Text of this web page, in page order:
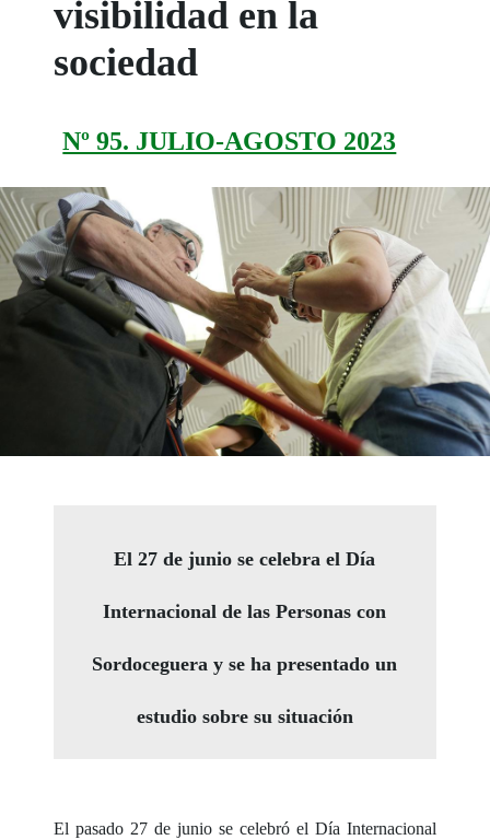
visibilidad en la
sociedad
Nº 95. JULIO-AGOSTO 2023
El 27 de junio se celebra el Día
Internacional de las Personas con
Sordoceguera y se ha presentado un
estudio sobre su situación
El pasado 27 de junio se celebró el Día Internacional